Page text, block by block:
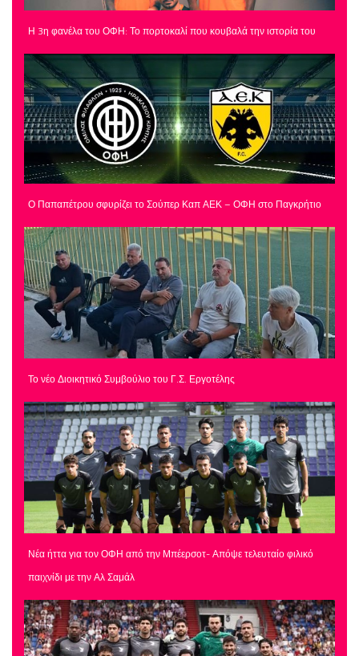
Η 3η φανέλα του ΟΦΗ: Το πορτοκαλί που κουβαλά την ιστορία του
Ο Παπαπέτρου σφυρίζει το Σούπερ Καπ ΑΕΚ – ΟΦΗ στο Παγκρήτιο
Το νέο Διοικητικό Συμβούλιο του Γ.Σ. Εργοτέλης
Νέα ήττα για τον ΟΦΗ από την Μπέερσοτ- Απόψε τελευταίο φιλικό
παιχνίδι με την Αλ Σαμάλ